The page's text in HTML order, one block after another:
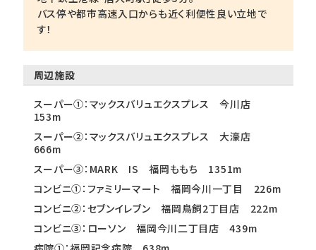
バス停や都市高速入口からも近く利便性良い立地で
す！
周辺施設
スーパー①：マックスバリュエクスプレス 今川店
153m
スーパー②：マックスバリュエクスプレス 大濠店
666m
スーパー③：MARK IS 福岡ももち 1351m
コンビニ①：ファミリーマート 福岡今川一丁目 226m
コンビニ②：セブンイレブン 福岡鳥飼2丁目店 222m
コンビニ③：ローソン 福岡今川二丁目店 439m